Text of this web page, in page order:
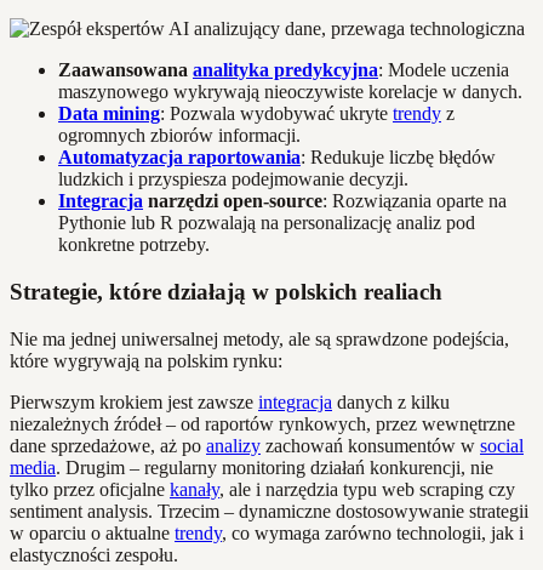
Zaawansowana analityka predykcyjna: Modele uczenia
maszynowego wykrywają nieoczywiste korelacje w danych.
Data mining: Pozwala wydobywać ukryte trendy z
ogromnych zbiorów informacji.
Automatyzacja raportowania: Redukuje liczbę błędów
ludzkich i przyspiesza podejmowanie decyzji.
Integracja narzędzi open-source: Rozwiązania oparte na
Pythonie lub R pozwalają na personalizację analiz pod
konkretne potrzeby.
Strategie, które działają w polskich realiach
Nie ma jednej uniwersalnej metody, ale są sprawdzone podejścia,
które wygrywają na polskim rynku:
Pierwszym krokiem jest zawsze integracja danych z kilku
niezależnych źródeł – od raportów rynkowych, przez wewnętrzne
dane sprzedażowe, aż po analizy zachowań konsumentów w social
media. Drugim – regularny monitoring działań konkurencji, nie
tylko przez oficjalne kanały, ale i narzędzia typu web scraping czy
sentiment analysis. Trzecim – dynamiczne dostosowywanie strategii
w oparciu o aktualne trendy, co wymaga zarówno technologii, jak i
elastyczności zespołu.